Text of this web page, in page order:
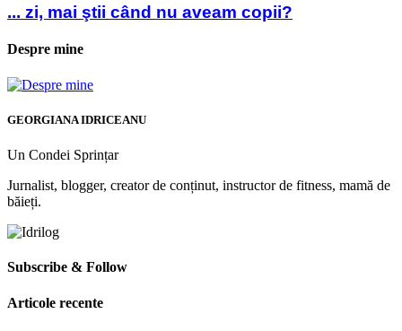
... zi, mai ştii când nu aveam copii?
Despre mine
GEORGIANA IDRICEANU
Un Condei Sprințar
Jurnalist, blogger, creator de conținut, instructor de fitness, mamă de
băieți.
Subscribe & Follow
Articole recente